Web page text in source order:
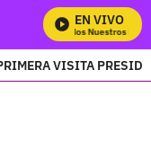
EN VIVO
Mira Todos Nuestros
VISITA